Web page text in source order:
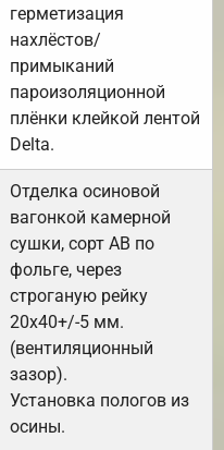
герметизация
нахлёстов/
примыканий
пароизоляционной
плёнки клейкой лентой
Delta.
Отделка осиновой
вагонкой камерной
сушки, сорт АВ по
фольге, через
строганую рейку
20х40+/-5 мм.
(вентиляционный
зазор).
Установка пологов из
осины.